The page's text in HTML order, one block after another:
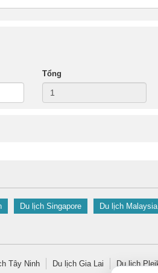
Tổng
Du lịch Singapore Du lịch Malaysia
Tây Ninh Du lịch Gia Lai Du lịch